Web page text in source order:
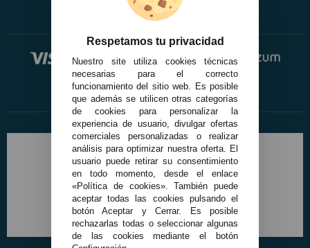
Respetamos tu privacidad
Nuestro site utiliza cookies técnicas
necesarias para el correcto
funcionamiento del sitio web. Es posible
que además se utilicen otras categorías
de cookies para personalizar la
experiencia de usuario, divulgar ofertas
comerciales personalizadas o realizar
análisis para optimizar nuestra oferta. El
usuario puede retirar su consentimiento
en todo momento, desde el enlace
«Política de cookies». También puede
aceptar todas las cookies pulsando el
botón Aceptar y Cerrar. Es posible
rechazarlas todas o seleccionar algunas
de las cookies mediante el botón